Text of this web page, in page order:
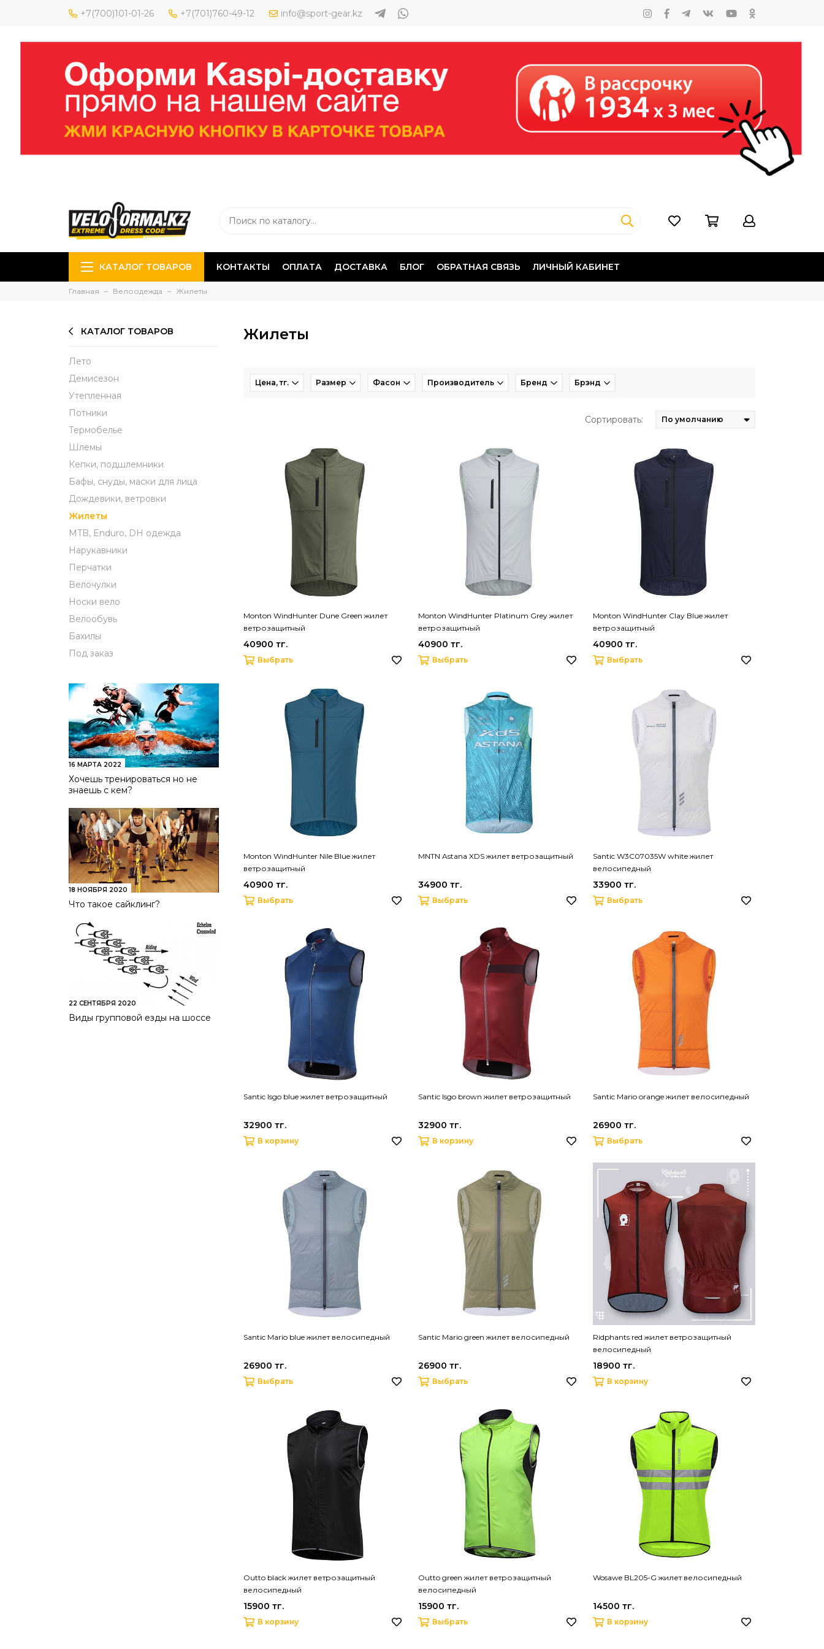
+7(700)101-01-26 +7(701)760-49-12 info@sport-gear.kz
КАТАЛОГ ТОВАРОВ КОНТАКТЫ ОПЛАТА ДОСТАВКА БЛОГ ОБРАТНАЯ СВЯЗЬ ЛИЧНЫЙ КАБИНЕТ
Главная Велоодежда Жилеты
КАТАЛОГ ТОВАРОВ
Лето
Демисезон
Утепленная
Потники
Термобелье
Шлемы
Кепки, подшлемники
Бафы, снуды, маски для лица
Дождевики, ветровки
Жилеты
MTB, Enduro, DH одежда
Нарукавники
Перчатки
Велочулки
Носки вело
Велообувь
Бахилы
Под заказ
16 МАРТА 2022
Хочешь тренироваться но не
знаешь с кем?
18 НОЯБРЯ 2020
Что такое сайклинг?
22 СЕНТЯБРЯ 2020
Виды групповой езды на шоссе
Жилеты
Цена, тг. Размер Фасон Производитель Бренд Брэнд
Сортировать:
Monton WindHunter Dune Green жилет
ветрозащитный
40900 тг.
Выбрать
Monton WindHunter Platinum Grey жилет
ветрозащитный
40900 тг.
Выбрать
Monton WindHunter Clay Blue жилет
ветрозащитный
40900 тг.
Выбрать
Monton WindHunter Nile Blue жилет
ветрозащитный
40900 тг.
Выбрать
MNTN Astana XDS жилет ветрозащитный
34900 тг.
Выбрать
Santic W3C07035W white жилет
велосипедный
33900 тг.
Выбрать
Santic Isgo blue жилет ветрозащитный
32900 тг.
В корзину
Santic Isgo brown жилет ветрозащитный
32900 тг.
В корзину
Santic Mario orange жилет велосипедный
26900 тг.
Выбрать
Santic Mario blue жилет велосипедный
26900 тг.
Выбрать
Santic Mario green жилет велосипедный
26900 тг.
Выбрать
Ridphants red жилет ветрозащитный
велосипедный
18900 тг.
В корзину
Outto black жилет ветрозащитный
велосипедный
15900 тг.
В корзину
Outto green жилет ветрозащитный
велосипедный
15900 тг.
Выбрать
Wosawe BL205-G жилет велосипедный
14500 тг.
В корзину